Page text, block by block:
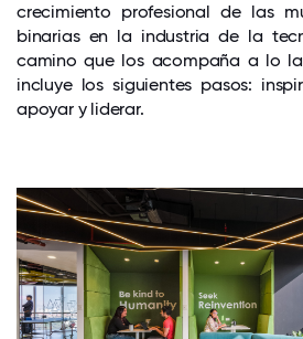
crecimiento profesional de las
binarias en la industria de la
camino que los acompaña a lo
incluye los siguientes pasos:
apoyar y liderar.